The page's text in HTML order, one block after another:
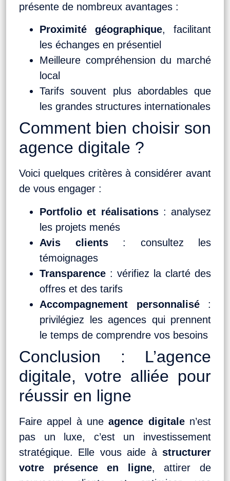
présente de nombreux avantages :
Proximité géographique, facilitant
les échanges en présentiel
Meilleure compréhension du marché
local
Tarifs souvent plus abordables que
les grandes structures internationales
Comment bien choisir son
agence digitale ?
Voici quelques critères à considérer avant
de vous engager :
Portfolio et réalisations: analysez
les projets menés
Avis clients: consultez les
témoignages
Transparence : vérifiez la clarté des
offres et des tarifs
Accompagnement personnalisé:
privilégiez les agences qui prennent
le temps de comprendre vos besoins
Conclusion : L’agence
digitale, votre alliée pour
réussir en ligne
Faire appel à uneagence digitalen’est
pas un luxe, c’est un investissement
stratégique. Elle vous aide à structurer
votre présence en ligne, attirer de